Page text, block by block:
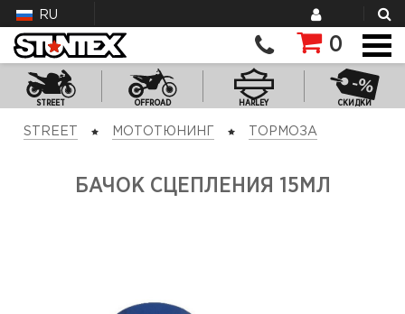
RU
0
STREET OFFROAD HARLEY СКИДКИ
STREET МОТОТЮНИНГ ТОРМОЗА
БАЧОК СЦЕПЛЕНИЯ 15МЛ